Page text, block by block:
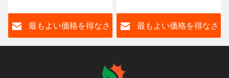
最もよい価格を得なさ 最もよい価格を得なさ